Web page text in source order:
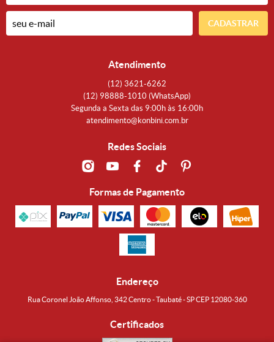
CADASTRAR
Atendimento
(12) 3621-6262
(12) 98888-1010 (WhatsApp)
Segunda a Sexta das 9:00h às 16:00h
atendimento@konbini.com.br
Redes Sociais
Formas de Pagamento
Endereço
Rua Coronel João Affonso, 342 Centro - Taubaté - SP CEP 12080-360
Certificados